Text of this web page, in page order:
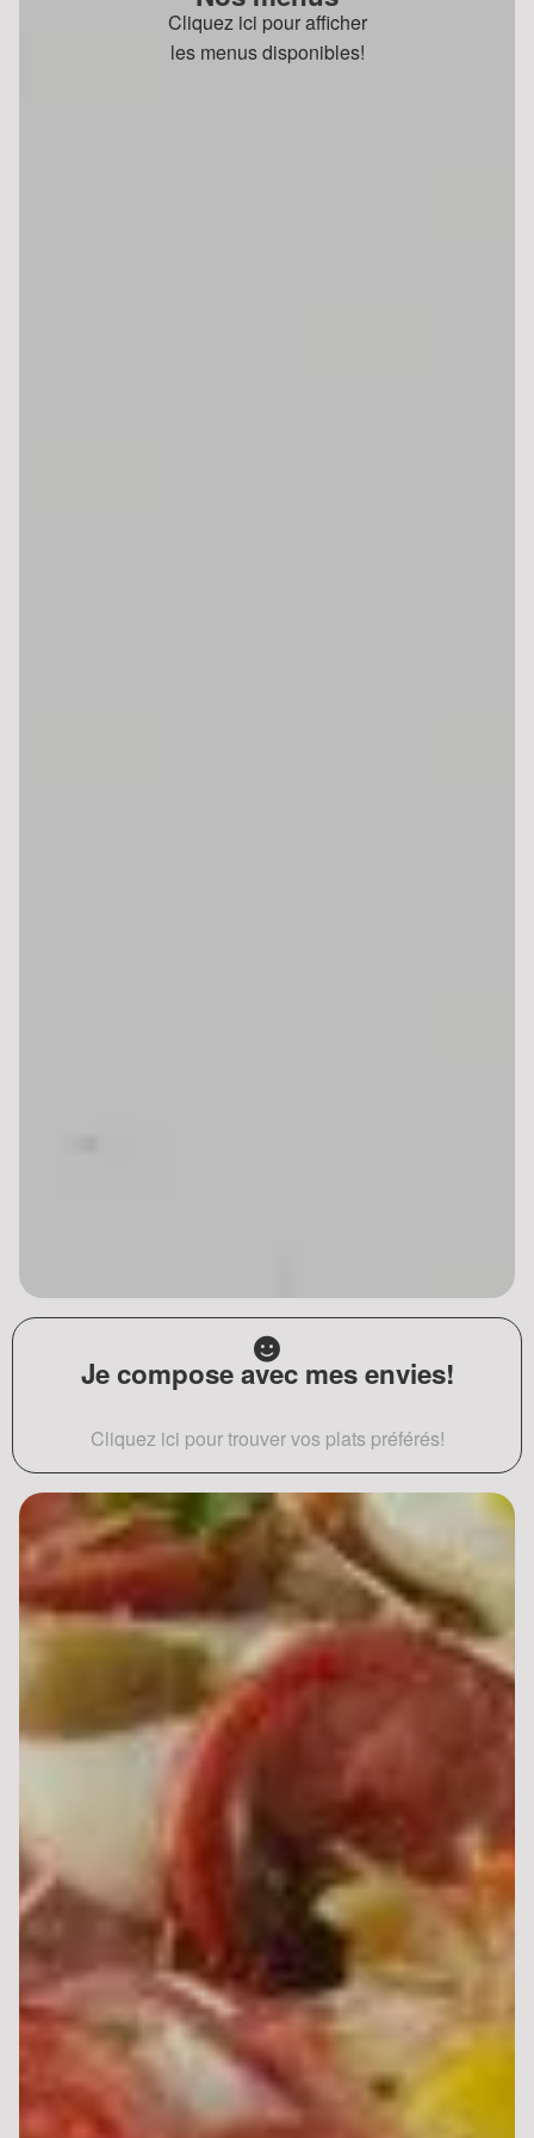
Cliquez ici pour afficher
les menus disponibles!
Je compose avec mes envies!
Cliquez ici pour trouver vos plats préférés!